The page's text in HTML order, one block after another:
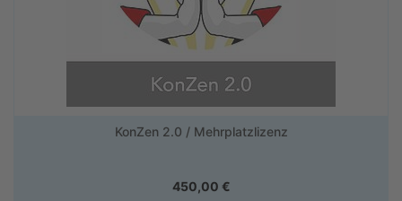
KonZen 2.0 / Mehrplatzlizenz
450,00 €